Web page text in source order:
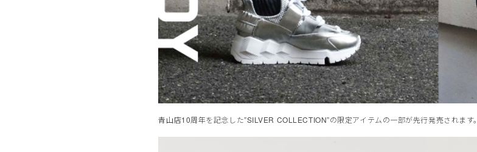
青山店10周年を記念した”SILVER COLLECTION”の限定アイテムの一部が先行発売されます。